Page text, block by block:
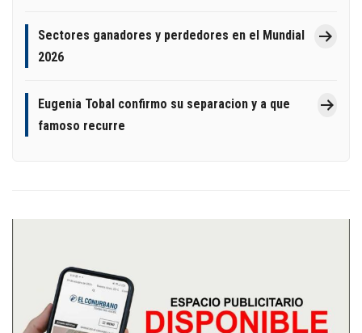
Sectores ganadores y perdedores en el Mundial
2026
Eugenia Tobal confirmo su separacion y a que
famoso recurre